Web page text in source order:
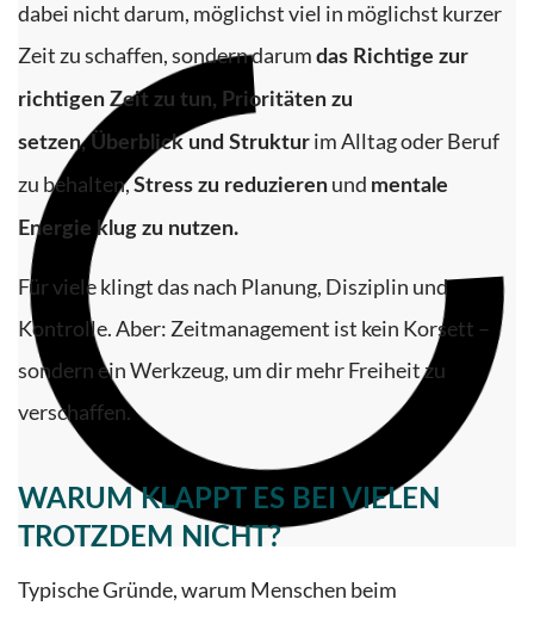
dabei nicht darum, möglichst viel in möglichst kurzer
Zeit zu schaffen, sondern darum das Richtige zur
richtigen Zeit zu tun, Prioritäten zu
setzen,Überblick und Struktur im Alltag oder Beruf
zu behalten,Stress zu reduzieren und mentale
Energie klug zu nutzen.
Für viele klingt das nach Planung, Disziplin und
Kontrolle. Aber: Zeitmanagement ist kein Korsett –
sondern ein Werkzeug, um dir mehr Freiheit zu
verschaffen.
WARUM KLAPPT ES BEI VIELEN
TROTZDEM NICHT?
Typische Gründe, warum Menschen beim